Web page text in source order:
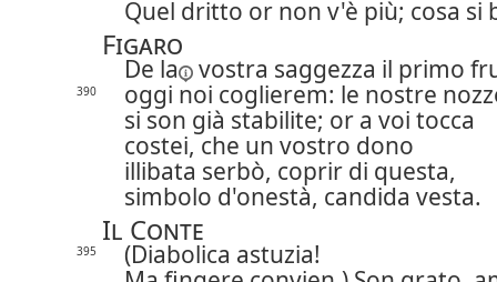
Quel dritto or non v'è più; cosa si
Figaro
De la vostra saggezza il primo
390
oggi noi coglierem: le nostre
si son già stabilite; or a voi tocca
costei, che un vostro dono
illibata serbò, coprir di questa,
simbolo d'onestà, candida vesta.
Il Conte
395
(Diabolica astuzia!